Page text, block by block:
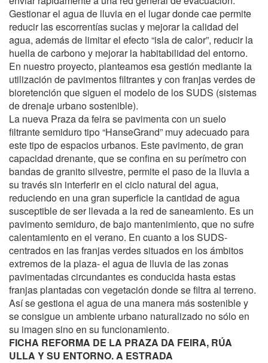
Gestionar el agua de lluvia en el lugar donde cae permite
reducir las escorrentías sucias y mejorar la calidad del
agua, además de limitar el efecto “isla de calor”, reducir la
huella de carbono y mejorar la habitabilidad del entorno.
En nuestro proyecto, planteamos esa gestión mediante la
utilización de pavimentos filtrantes y con franjas verdes de
bioretención que siguen el modelo de los SUDS (sistemas
de drenaje urbano sostenible).
La nueva Praza da feira se pavimenta con un suelo
filtrante semiduro tipo “HanseGrand” muy adecuado para
este tipo de espacios urbanos. Este pavimento, de gran
capacidad drenante, que se confina en su perímetro con
bandas de granito silvestre, permite el paso de la lluvia a
su través sin interferir en el ciclo natural del agua,
reduciendo en una gran superficie la cantidad de agua
susceptible de ser llevada a la red de saneamiento. Es un
pavimento semiduro, de bajo mantenimiento, que no sufre
calentamiento en el verano. En cuanto a los SUDS-
centrados en las franjas verdes situados en los ámbitos
extremos de la plaza- el agua de lluvia de las zonas
pavimentadas circundantes es conducida hasta estas
franjas plantadas con vegetación donde se filtra al terreno.
Así se gestiona el agua de una manera más sostenible y
se consigue un ambiente urbano naturalizado no sólo en
su imagen sino en su funcionamiento.
FICHA REFORMA DE LA PRAZA DA FEIRA, RÚA
ULLA Y SU ENTORNO. A ESTRADA